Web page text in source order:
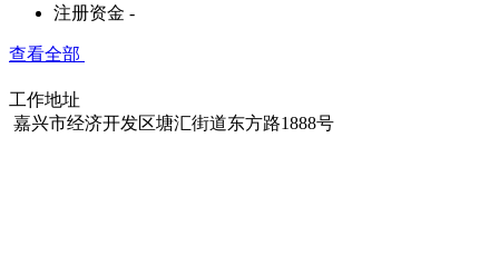
注册资金 -
查看全部
工作地址
嘉兴市经济开发区塘汇街道东方路1888号